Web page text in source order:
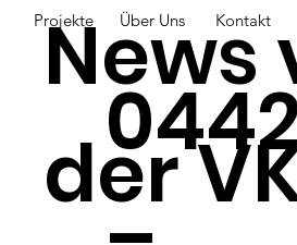
News
der
Projekte Über Uns Kontakt